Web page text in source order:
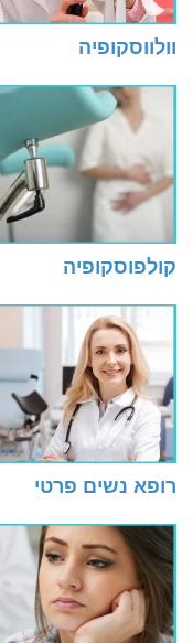
וולווסקופיה
קולפוסקופיה
רופא נשים פרטי